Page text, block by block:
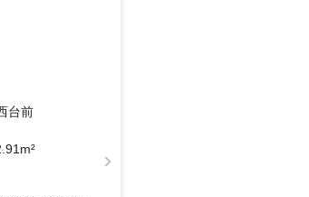
ム】など住宅に関
になる住宅ロー
て頂きます。
舗により変動あ
台前